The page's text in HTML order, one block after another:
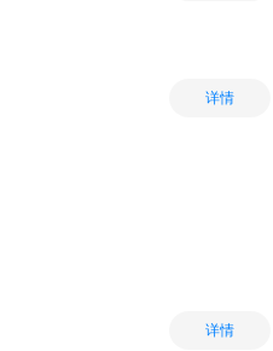
详情
详情